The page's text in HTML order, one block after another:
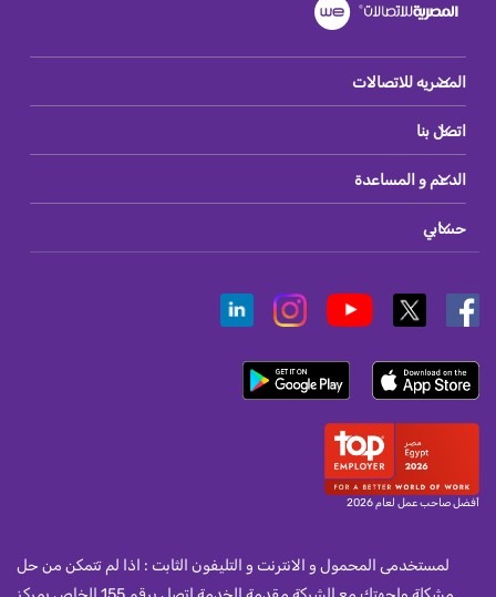
المصريه للاتصالات
اتصل بنا
الدعم و المساعدة
حسابي
أفضل صاحب عمل لعام 2026
لمستخدمى المحمول و الانترنت و التليفون الثابت : اذا لم تتمكن من حل